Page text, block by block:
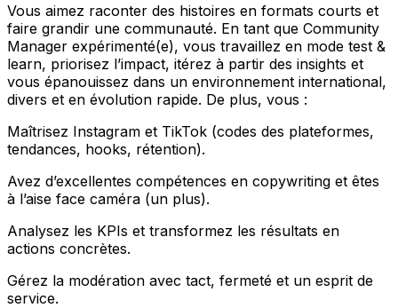
Vous aimez raconter des histoires en formats courts et
faire grandir une communauté. En tant que Community
Manager expérimenté(e), vous travaillez en mode test &
learn, priorisez l’impact, itérez à partir des insights et
vous épanouissez dans un environnement international,
divers et en évolution rapide. De plus, vous :
Maîtrisez Instagram et TikTok (codes des plateformes,
tendances, hooks, rétention).
Avez d’excellentes compétences en copywriting et êtes
à l’aise face caméra (un plus).
Analysez les KPIs et transformez les résultats en
actions concrètes.
Gérez la modération avec tact, fermeté et un esprit de
service.